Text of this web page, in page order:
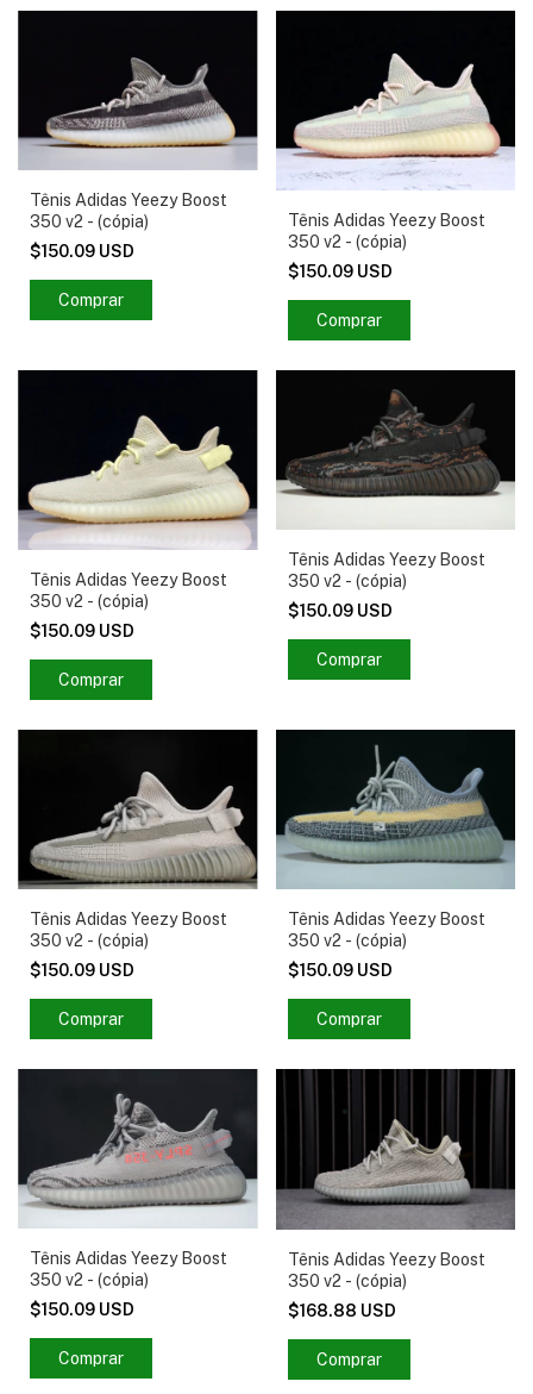
Tênis Adidas Yeezy Boost
350 v2 - (cópia)
$150.09 USD
Comprar
Tênis Adidas Yeezy Boost
350 v2 - (cópia)
$150.09 USD
Comprar
Tênis Adidas Yeezy Boost
350 v2 - (cópia)
$150.09 USD
Comprar
Tênis Adidas Yeezy Boost
350 v2 - (cópia)
$150.09 USD
Comprar
Tênis Adidas Yeezy Boost
350 v2 - (cópia)
$150.09 USD
Comprar
Tênis Adidas Yeezy Boost
350 v2 - (cópia)
$150.09 USD
Comprar
Tênis Adidas Yeezy Boost
350 v2 - (cópia)
$150.09 USD
Comprar
Tênis Adidas Yeezy Boost
350 v2 - (cópia)
$168.88 USD
Comprar